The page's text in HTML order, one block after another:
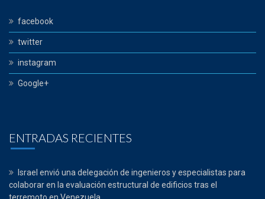
facebook
twitter
instagram
Google+
ENTRADAS RECIENTES
Israel envió una delegación de ingenieros y especialistas para
colaborar en la evaluación estructural de edificios tras el